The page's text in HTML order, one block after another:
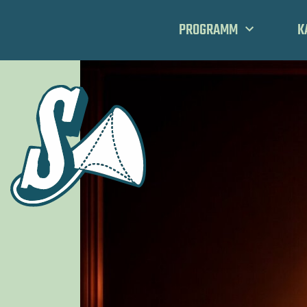
PROGRAMM
FESTIVALS SPIELPLAN
TEAM MANIFEST